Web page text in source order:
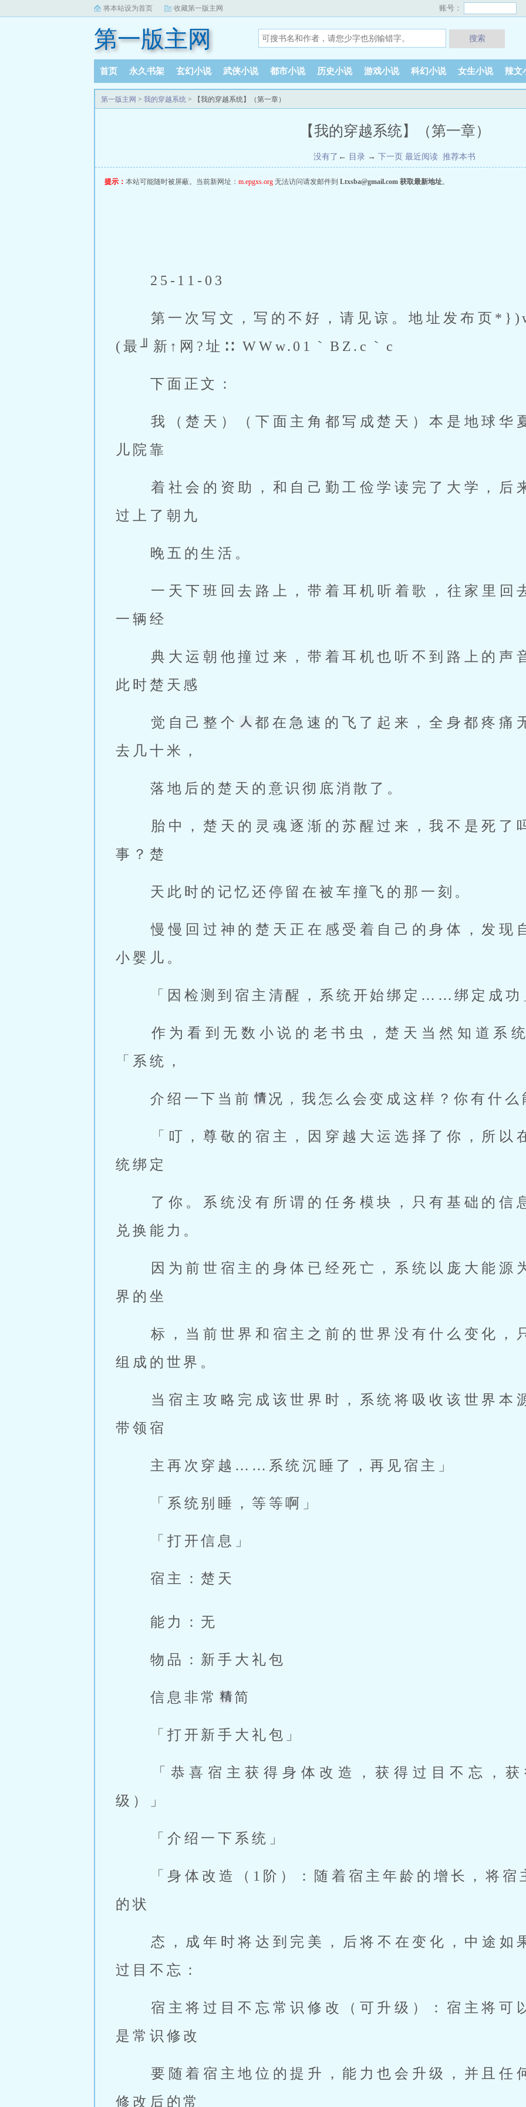
将本站设为首页 收藏第一版主网 账号：
第一版主网 搜索
首页 永久书架 玄幻小说 武侠小说 都市小说 历史小说 游戏小说 科幻小说 女生小说 辣文
完本小说 阅读记录
第一版主网 > 我的穿越系统 > 【我的穿越系统】（第一章）
【我的穿越系统】（第一章）
没有了 ← 目录 → 下一页 最近阅读 推荐本书
提示： 本站可能随时被屏蔽。当前新网址： m.epgxs.org 无法访问请发邮件到 Ltxsba@gmail.com 获取最新地址。
25-11-03
(最╜新↑网?址∷ WWw.01｀BZ.c｀c
下面正文：
儿院靠
过上了朝九
晚五的生活。
一天下班回去路上，带着耳机听着歌，往家里回
一辆经
此时楚天感
觉自己整个
都在急速的飞了起来，全身都疼痛
去几十米，
落地后的楚天的意识彻底消散了。
事？楚
天此时的记忆还停留在被车撞飞的那一刻。
慢慢回过神的楚天正在感受着自己的身体，发现自己成了一个胎中的
小婴儿。
「因检测到宿主清醒，系统开始绑定……绑定成
「系统，
介绍一下当前 况，我怎么会变成这样？你有什
统绑定
兑换能力。
界的坐
组成的世界。
带领宿
主再次穿越……系统沉睡了，再见宿主」
「系统别睡，等等啊」
「打开信息」
宿主：楚天
能力：无
物品：新手大礼包
信息非常 简
「打开新手大礼包」
级）」
「介绍一下系统」
的状
态，成年时将达到完美，后将不在变化，中途如
过目不忘：
是常识修改
修改后的常